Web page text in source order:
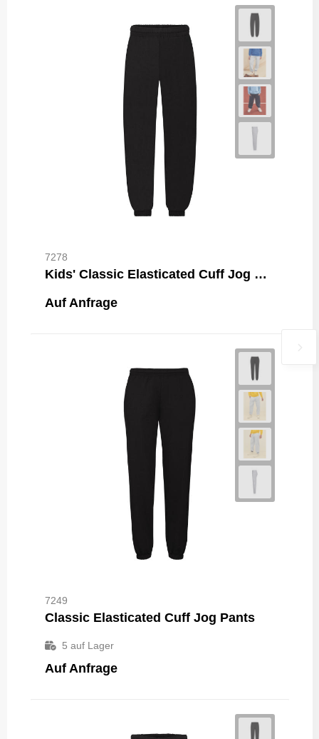
7278
Kids' Classic Elasticated Cuff Jog Pants
Auf Anfrage
7249
Classic Elasticated Cuff Jog Pants
5 auf Lager
Auf Anfrage